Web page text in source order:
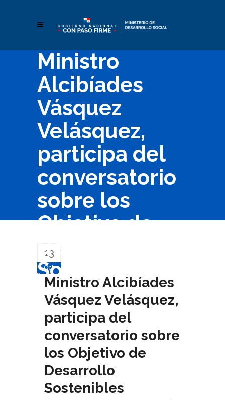
Ministro
Alcibíades
Vásquez
Velásquez,
participa del
conversatorio
sobre los
Objetivo de
Desarrollo
Sostenibles
13
Oct
Ministro Alcibíades
Vásquez Velásquez,
participa del
conversatorio sobre
los Objetivo de
Desarrollo
Sostenibles